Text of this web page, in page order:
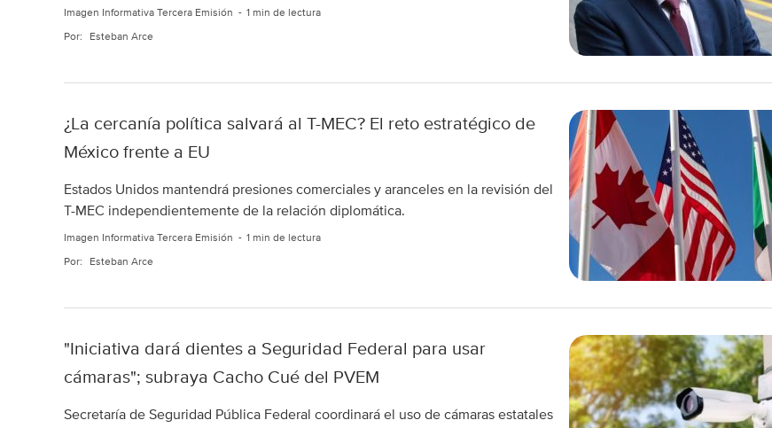
Imagen Informativa Tercera Emisión 1 min de lectura
Por: Esteban Arce
¿La cercanía política salvará al T-MEC? El reto estratégico de
México frente a EU
Estados Unidos mantendrá presiones comerciales y aranceles en la revisión del
T-MEC independientemente de la relación diplomática.
Imagen Informativa Tercera Emisión 1 min de lectura
Por: Esteban Arce
"Iniciativa dará dientes a Seguridad Federal para usar
cámaras"; subraya Cacho Cué del PVEM
Secretaría de Seguridad Pública Federal coordinará el uso de cámaras estatales